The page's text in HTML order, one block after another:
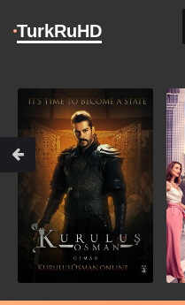
TurkRuHD